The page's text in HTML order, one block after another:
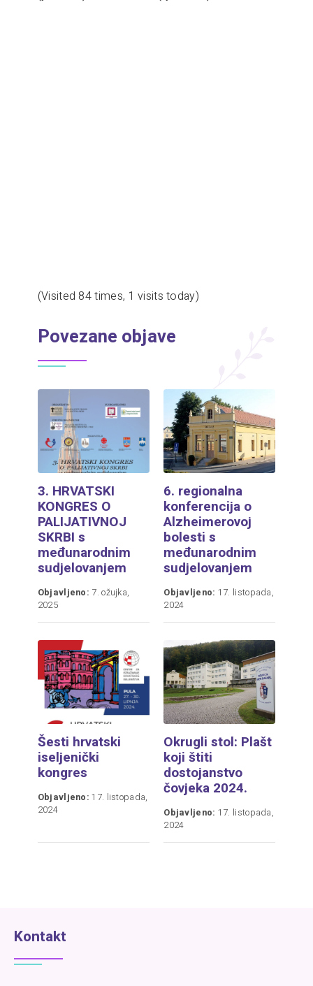
(Visited 84 times, 1 visits today)
Povezane objave
3. HRVATSKI
KONGRES O
PALIJATIVNOJ
SKRBI s
međunarodnim
sudjelovanjem
Objavljeno: 7. ožujka,
2025
6. regionalna
konferencija o
Alzheimerovoj
bolesti s
međunarodnim
sudjelovanjem
Objavljeno: 17. listopada,
2024
Šesti hrvatski
iseljenički
kongres
Objavljeno: 17. listopada,
2024
Okrugli stol: Plašt
koji štiti
dostojanstvo
čovjeka 2024.
Objavljeno: 17. listopada,
2024
Kontakt